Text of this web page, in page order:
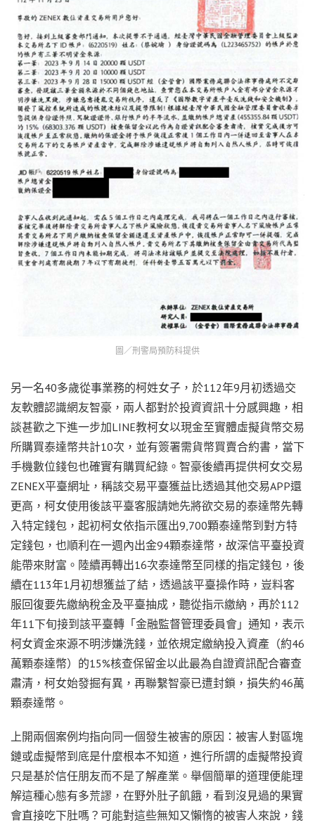
圖／刑警局預防科提供
另一名40多歲從事業務的柯姓女子，於112年9月初透過交
友軟體認識網友智豪，兩人都對於投資資訊十分感興趣，相
談甚歡之下進一步加LINE教柯女以現金至實體虛擬貨幣交易
所購買泰達幣共計10次，並有簽署需貨幣買賣合約書，當下
手機數位錢包也確實有購買紀錄。智豪後續再提供柯女交易
ZENEX平臺網址，稱該交易平臺獲益比透過其他交易APP還
更高，柯女使用後該平臺客服請她先將欲交易的泰達幣先轉
入特定錢包，起初柯女依指示匯出9,700顆泰達幣到對方特
定錢包，也順利在一週內出金94顆泰達幣，故深信平臺投資
能帶來財富。陸續再轉出16次泰達幣至同樣的指定錢包，後
續在113年1月初想獲益了結，透過該平臺操作時，豈料客
服回復要先繳納稅金及平臺抽成，聽從指示繳納，再於112
年11下旬接到該平臺轉「金融監督管理委員會」通知，表示
柯女資金來源不明涉嫌洗錢，並依規定繳納投入資產（約46
萬顆泰達幣）的15%核查保留金以此最為自證資訊配合審查
肅清，柯女始發掘有異，再聯繫智豪已遭封鎖，損失約46萬
顆泰達幣。
上開兩個案例均指向同一個發生被害的原因：被害人對區塊
鏈或虛擬幣到底是什麼根本不知道，進行所謂的虛擬幣投資
只是基於信任朋友而不是了解產業。舉個簡單的道理便能理
解這種心態有多荒謬，在野外肚子飢餓，看到沒見過的果實
會直接吃下肚嗎？可能對這些無知又懶惰的被害人來說，錢